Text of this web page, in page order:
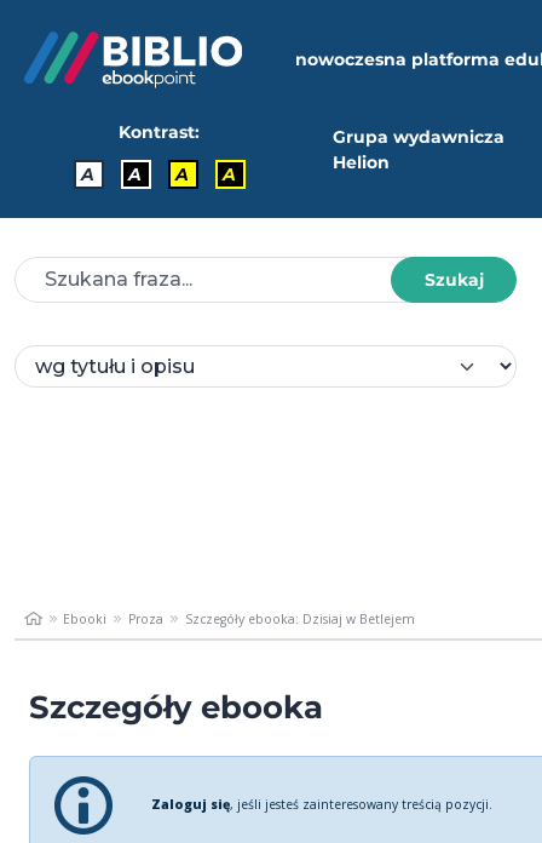
nowoczesna platforma
Kontrast:
A
A A A
Grupa wydawnicza
Helion
Szukaj
Ebooki Proza Szczegóły ebooka: Dzisiaj w Betlejem
Szczegóły ebooka
Zaloguj się, jeśli jesteś zainteresowany treścią pozycji.